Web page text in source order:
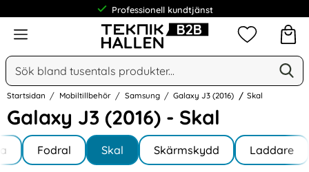
Professionell kundtjänst
Meny
Sök
Sök på Narse Group AB
Mina
Startsidan Mobiltillbehör Samsung Galaxy J3 (2016) Skal
Galaxy J3 (2016) - Skal
Hoppa
till
produkter
Underkategorier
J3 (2016)Fodral Skal Skärmskydd Laddare